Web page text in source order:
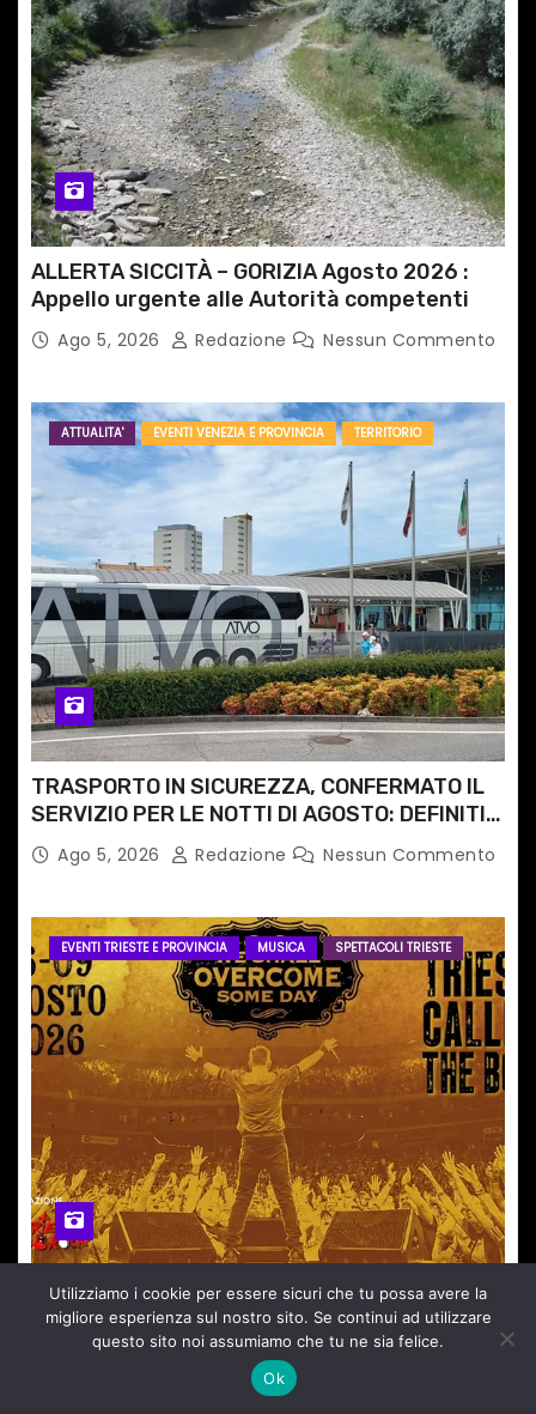
i
c
o
l
i
ALLERTA SICCITÀ – GORIZIA Agosto 2026 :
Appello urgente alle Autorità competenti
Ago 5, 2026 Redazione Nessun Commento
ATTUALITA' EVENTI VENEZIA E PROVINCIA TERRITORIO
TRASPORTO IN SICUREZZA, CONFERMATO IL
SERVIZIO PER LE NOTTI DI AGOSTO: DEFINITI
PERCORSI, FERMATE E ORARIO
Ago 5, 2026 Redazione Nessun Commento
EVENTI TRIESTE E PROVINCIA MUSICA SPETTACOLI TRIESTE
TRIESTE CALLING THE BOSS – da giovedì 6 a
domenica 9 agosto il festival triestino
dedicato a Springsteen
Redazione
Utilizziamo i cookie per essere sicuri che tu possa avere la
migliore esperienza sul nostro sito. Se continui ad utilizzare
questo sito noi assumiamo che tu ne sia felice.
Ok